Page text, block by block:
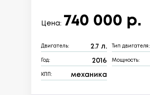
Цена: 740 000 р.
Двигатель: 2.7 л. Тип двигателя:
Год: 2016 Мощность:
КПП: механика